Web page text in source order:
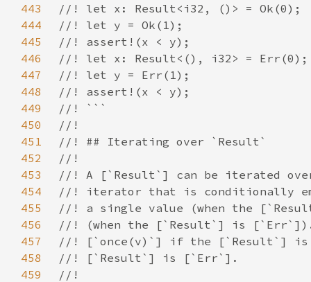
443
444
445
446
447
448
449
450
451
452
453
454
455
456
457
458
459